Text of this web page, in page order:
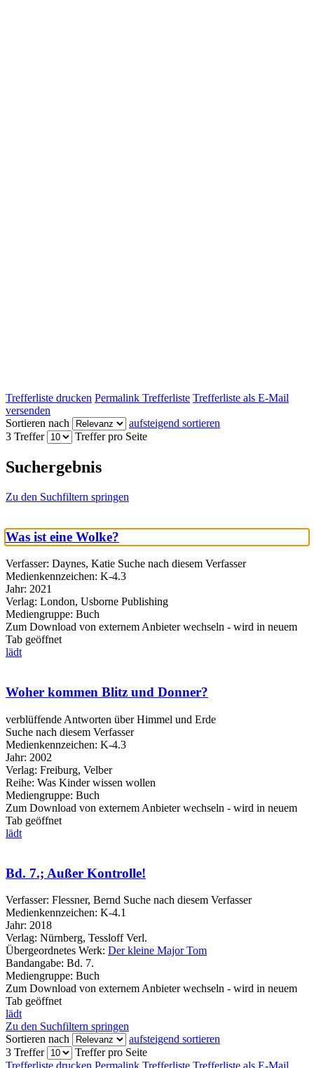
Trefferliste drucken Permalink Trefferliste Trefferliste als E-Mail
versenden
Sortieren nach
aufsteigend sortieren
3 Treffer
Treffer pro Seite
Suchergebnis
Zu den Suchfiltern springen
Was ist eine Wolke?
Verfasser: Daynes, Katie Suche nach diesem Verfasser
Medienkennzeichen: K-4.3
Jahr: 2021
Verlag: London, Usborne Publishing
Mediengruppe: Buch
Zum Download von externem Anbieter wechseln - wird in neuem
Tab geöffnet
lädt
Woher kommen Blitz und Donner?
verblüffende Antworten über Himmel und Erde
Suche nach diesem Verfasser
Medienkennzeichen: K-4.3
Jahr: 2002
Verlag: Freiburg, Velber
Reihe: Was Kinder wissen wollen
Mediengruppe: Buch
Zum Download von externem Anbieter wechseln - wird in neuem
Tab geöffnet
lädt
Bd. 7.; Außer Kontrolle!
Verfasser: Flessner, Bernd Suche nach diesem Verfasser
Medienkennzeichen: K-4.1
Jahr: 2018
Verlag: Nürnberg, Tessloff Verl.
Übergeordnetes Werk: Der kleine Major Tom
Bandangabe: Bd. 7.
Mediengruppe: Buch
Zum Download von externem Anbieter wechseln - wird in neuem
Tab geöffnet
lädt
Zu den Suchfiltern springen
Sortieren nach
aufsteigend sortieren
3 Treffer
Treffer pro Seite